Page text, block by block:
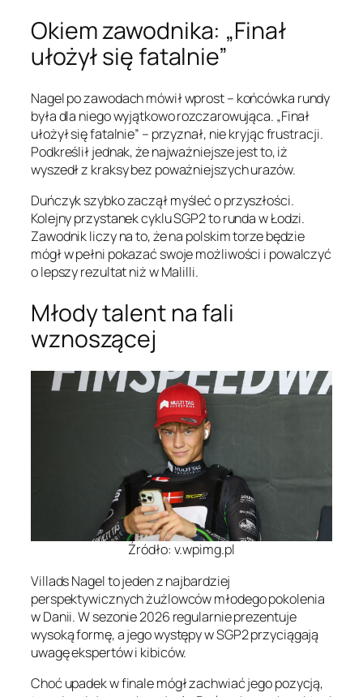
Okiem zawodnika: „Finał
ułożył się fatalnie”
Nagel po zawodach mówił wprost – końcówka rundy
była dla niego wyjątkowo rozczarowująca. „Finał
ułożył się fatalnie” – przyznał, nie kryjąc frustracji.
Podkreślił jednak, że najważniejsze jest to, iż
wyszedł z kraksy bez poważniejszych urazów.
Duńczyk szybko zaczął myśleć o przyszłości.
Kolejny przystanek cyklu SGP2 to runda w Łodzi.
Zawodnik liczy na to, że na polskim torze będzie
mógł w pełni pokazać swoje możliwości i powalczyć
o lepszy rezultat niż w Malilli.
Młody talent na fali
wznoszącej
Źródło: v.wpimg.pl
Villads Nagel to jeden z najbardziej
perspektywicznych żużlowców młodego pokolenia
w Danii. W sezonie 2026 regularnie prezentuje
wysoką formę, a jego występy w SGP2 przyciągają
uwagę ekspertów i kibiców.
Choć upadek w finale mógł zachwiać jego pozycją,